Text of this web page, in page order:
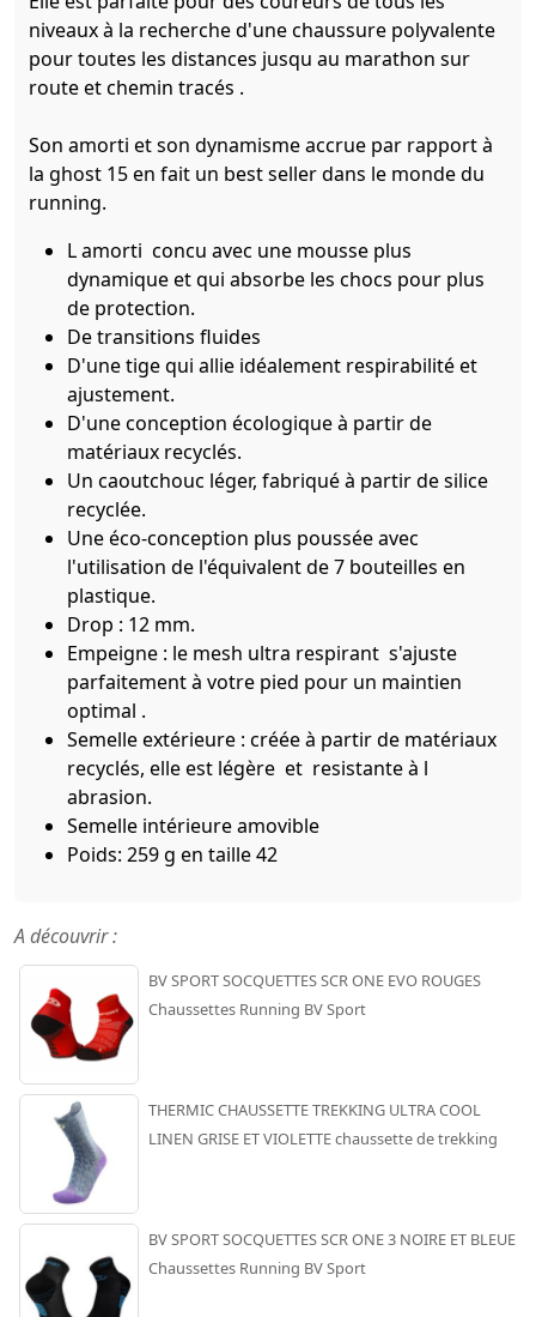
niveaux à la recherche d'une chaussure polyvalente
pour toutes les distances jusqu au marathon sur
route et chemin tracés .
Son amorti et son dynamisme accrue par rapport à
la ghost 15 en fait un best seller dans le monde du
running.
L amorti concu avec une mousse plus
dynamique et qui absorbe les chocs pour plus
de protection.
De transitions fluides
D'une tige qui allie idéalement respirabilité et
ajustement.
D'une conception écologique à partir de
matériaux recyclés.
Un caoutchouc léger, fabriqué à partir de silice
recyclée.
Une éco-conception plus poussée avec
l'utilisation de l'équivalent de 7 bouteilles en
plastique.
Drop : 12 mm.
Empeigne : le mesh ultra respirant s'ajuste
parfaitement à votre pied pour un maintien
optimal .
Semelle extérieure : créée à partir de matériaux
recyclés, elle est légère et resistante à l
abrasion.
Semelle intérieure amovible
Poids: 259 g en taille 42
A découvrir :
BV SPORT SOCQUETTES SCR ONE EVO ROUGES
Chaussettes Running BV Sport
THERMIC CHAUSSETTE TREKKING ULTRA COOL
LINEN GRISE ET VIOLETTE chaussette de trekking
BV SPORT SOCQUETTES SCR ONE 3 NOIRE ET BLEUE
Chaussettes Running BV Sport